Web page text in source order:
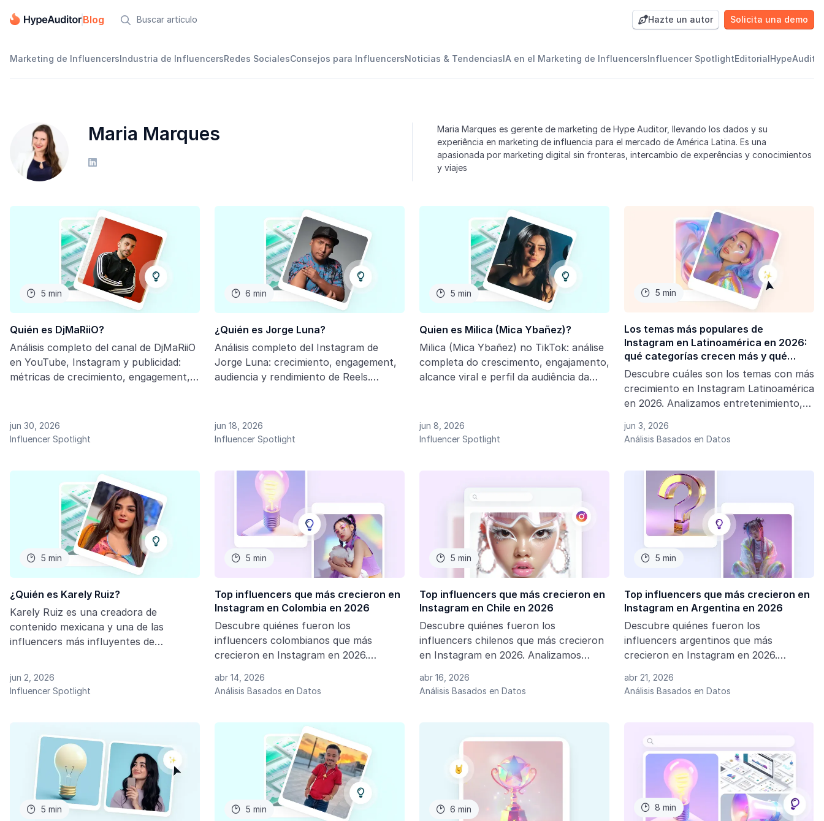
Blog  Hazte un autor Solicita una demo
Marketing de InfluencersIndustria de InfluencersRedes SocialesConsejos para InfluencersNoticias & TendenciasIA en el Marketing de InfluencersInfluencer SpotlightEditorial
Maria Marques

Maria Marques es gerente de marketing de Hype Auditor, llevando los dados y su
experiência en marketing de influencia para el mercado de América Latina. Es una
apasionada por marketing digital sin fronteras, intercambio de experências y conocimientos
y viajes
 5 min
Quién es DjMaRiiO?
Análisis completo del canal de DjMaRiiO
en YouTube, Instagram y publicidad:
métricas de crecimiento, engagement,
sobre su impacto en gaming, fútbol y
entretenimiento digital en el mercado
jun 30, 2026
Influencer Spotlight
 6 min
¿Quién es Jorge Luna?
Análisis completo del Instagram de
Jorge Luna: crecimiento, engagement,
audiencia y rendimiento de Reels.
el entretenimiento digital en
Latinoamérica.
jun 18, 2026
Influencer Spotlight
 5 min
Quien es Milica (Mica Ybañez)?
Milica (Mica Ybañez) no TikTok: análise
completa do crescimento, engajamento,
alcance viral e perfil da audiência da
HypeAuditor.
jun 8, 2026
Influencer Spotlight
 5 min
Los temas más populares de
Instagram en Latinoamérica en 2026:
qué categorías crecen más y qué
significan para las marcas
Descubre cuáles son los temas con más
crecimiento en Instagram Latinoamérica
en 2026. Analizamos entretenimiento,
tendencias que están transformando el
jun 3, 2026
Análisis Basados en Datos
 5 min
¿Quién es Karely Ruiz?
Karely Ruiz es una creadora de
contenido mexicana y una de las
influencers más influyentes de
combina viralidad, marca personal,
colaboraciones y análisis de audiencia
jun 2, 2026
Influencer Spotlight
 5 min
Top influencers que más crecieron en
Instagram en Colombia en 2026
Descubre quiénes fueron los
influencers colombianos que más
crecieron en Instagram en 2026.
las tendencias que están marcando el
abr 14, 2026
Análisis Basados en Datos
 5 min
Top influencers que más crecieron en
Instagram en Chile en 2026
Descubre quiénes fueron los
influencers chilenos que más crecieron
en Instagram en 2026. Analizamos
principales tendencias del influencer
abr 16, 2026
Análisis Basados en Datos
 5 min
Top influencers que más crecieron en
Instagram en Argentina en 2026
Descubre quiénes fueron los
influencers argentinos que más
crecieron en Instagram en 2026.
las tendencias que están impulsando el
abr 21, 2026
Análisis Basados en Datos
 5 min  5 min  6 min  8 min